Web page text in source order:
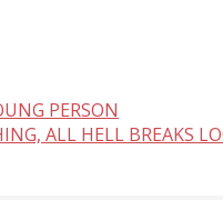
PERSON
ALL HELL BREAKS